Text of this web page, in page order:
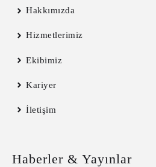
Hakkımızda
Hizmetlerimiz
Ekibimiz
Kariyer
İletişim
Haberler & Yayınlar